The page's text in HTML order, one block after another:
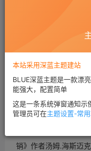
互联网已经深刻的改
销》作者汤姆.海斯迈
本站采用深蓝主题建站
BLUE深蓝主题是一款漂
能强大，配置简单
这是一条系统弹窗通知示
管理员可在主题设置-常